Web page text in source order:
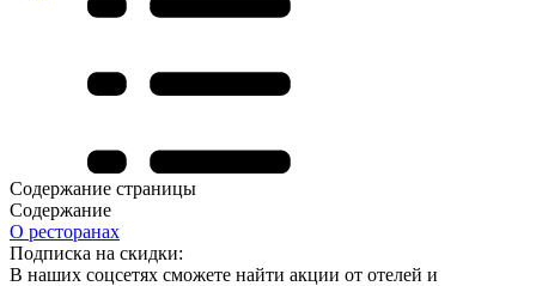
Содержание страницы
Содержание
О ресторанах
Подписка на скидки:
В наших соцсетях сможете найти акции от отелей и